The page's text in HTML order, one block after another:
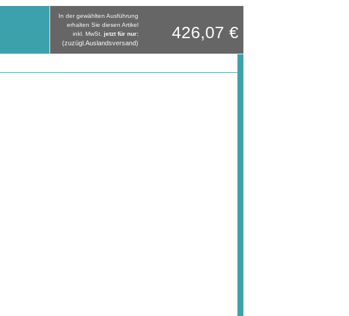
In der gewählten Ausführung
erhalten Sie diesen Artikel
inkl. MwSt. jetzt für nur:
(zuzügl.Auslandsversand)
426,07 €